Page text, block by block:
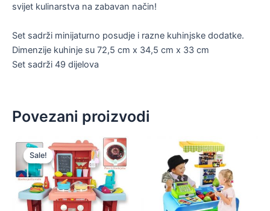
svijet kulinarstva na zabavan način!
Set sadrži minijaturno posudje i razne kuhinjske dodatke.
Dimenzije kuhinje su 72,5 cm x 34,5 cm x 33 cm
Set sadrži 49 dijelova
Povezani proizvodi
Sale!
Sale!